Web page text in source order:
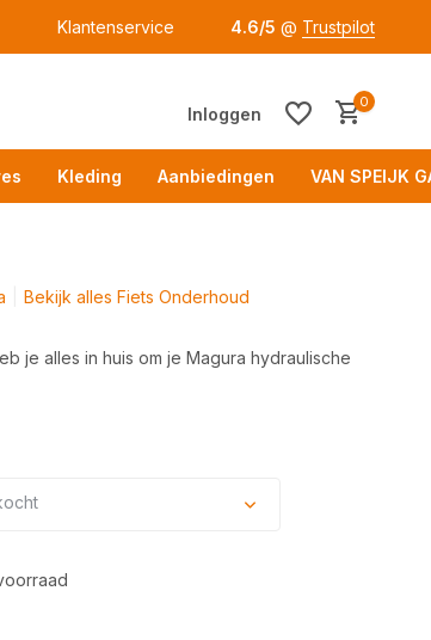
Klantenservice 4.6/5 @ Trustpilot
Inloggen
0
Kleding Aanbiedingen VAN SPEIJK
Bekijk alles Fiets Onderhoud
je alles in huis om je Magura hydraulische